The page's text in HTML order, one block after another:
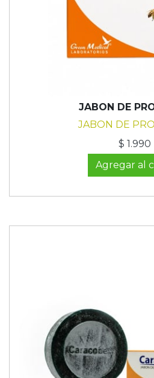
JABON DE
JABON DE
$ 1.990
Agregar al